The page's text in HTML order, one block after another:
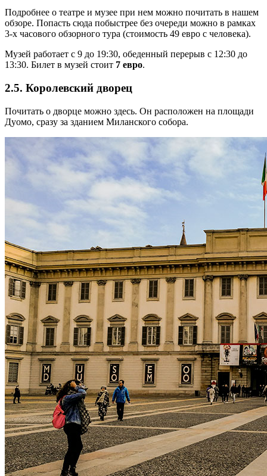
Подробнее о театре и музее при нем можно почитать в нашем
обзоре. Попасть сюда побыстрее без очереди можно в рамках
3-х часового обзорного тура (стоимость 49 евро с человека).
Музей работает с 9 до 19:30, обеденный перерыв c 12:30 до
13:30. Билет в музей стоит 7 евро.
2.5. Королевский дворец
Почитать о дворце можно здесь. Он расположен на площади
Дуомо, сразу за зданием Миланского собора.